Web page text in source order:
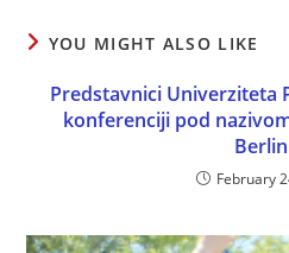
YOU MIGHT ALSO LIKE
Predstavnici Univerziteta
konferenciji pod
February